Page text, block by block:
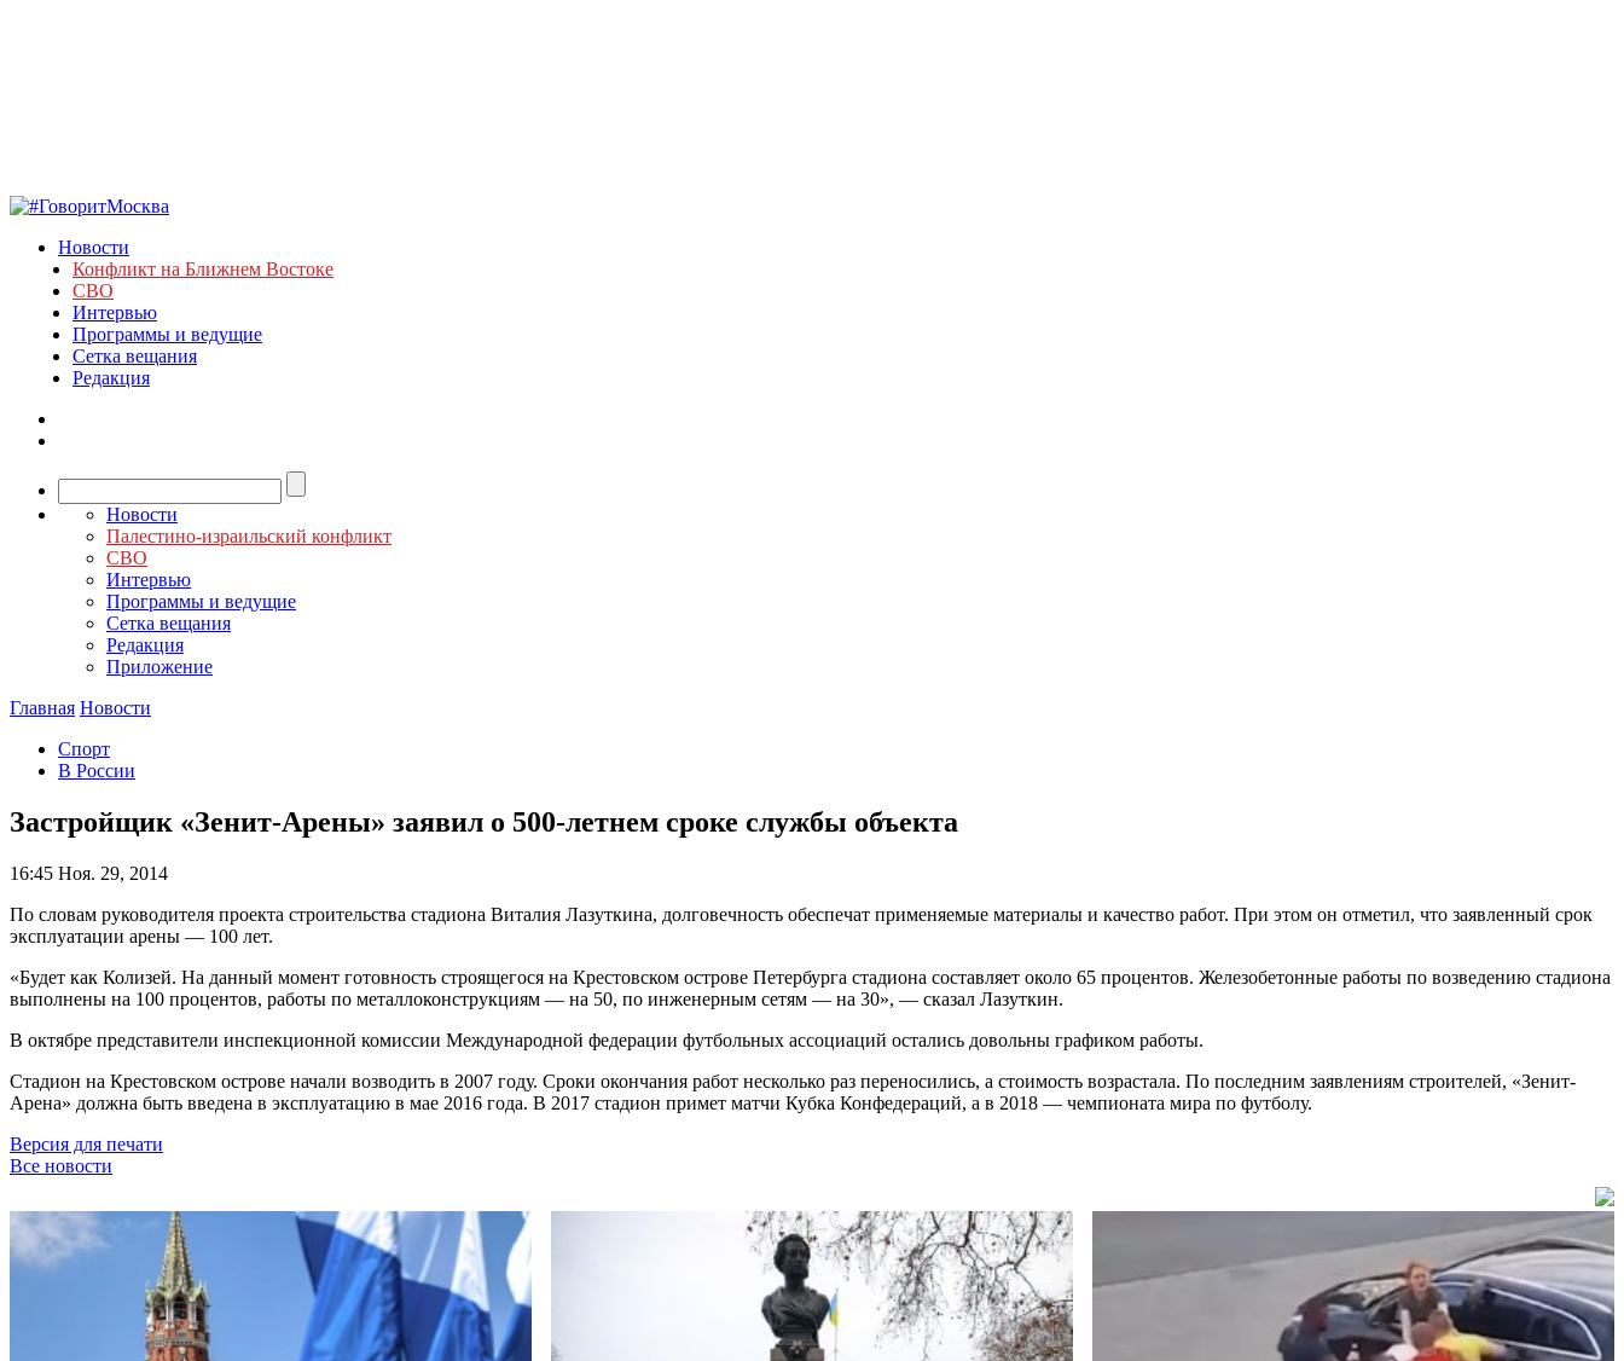
Новости
Конфликт на Ближнем Востоке
СВО
Интервью
Программы и ведущие
Сетка вещания
Редакция
Новости
Палестино-израильский конфликт
СВО
Интервью
Программы и ведущие
Сетка вещания
Редакция
Приложение
Главная Новости
Спорт
В России
Застройщик «Зенит-Арены» заявил о 500-летнем сроке службы объекта
16:45 Ноя. 29, 2014
По словам руководителя проекта строительства стадиона Виталия Лазуткина, долговечность обеспечат применяемые материалы и качество работ. При этом он отметил, что заявленный срок
эксплуатации арены — 100 лет.
«Будет как Колизей. На данный момент готовность строящегося на Крестовском острове Петербурга стадиона составляет около 65 процентов. Железобетонные работы по возведению стадиона
выполнены на 100 процентов, работы по металлоконструкциям — на 50, по инженерным сетям — на 30», — сказал Лазуткин.
В октябре представители инспекционной комиссии Международной федерации футбольных ассоциаций остались довольны графиком работы.
Стадион на Крестовском острове начали возводить в 2007 году. Сроки окончания работ несколько раз переносились, а стоимость возрастала. По последним заявлениям строителей, «Зенит-
Арена» должна быть введена в эксплуатацию в мае 2016 года. В 2017 стадион примет матчи Кубка Конфедераций, а в 2018 — чемпионата мира по футболу.
Версия для печати
Все новости